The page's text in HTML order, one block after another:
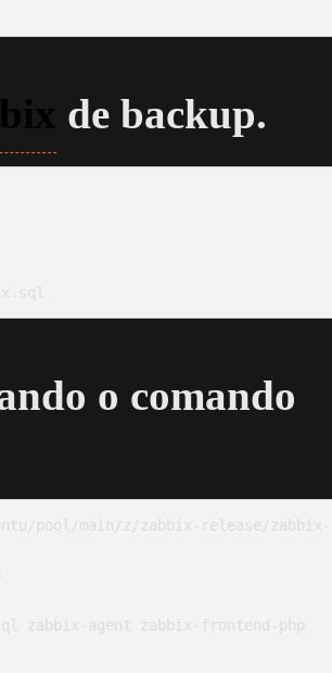
de backup.
o comando
pool/main/z/zabbix-release/zabbix-
zabbix-agent zabbix-frontend-php